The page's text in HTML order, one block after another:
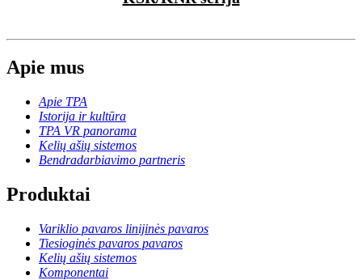
Apie mus
Apie TPA
Istorija ir kultūra
TPA VR panorama
Kelių ašių sistemos
Bendradarbiavimo partneris
Produktai
Variklio pavaros linijinės pavaros
Tiesioginės pavaros pavaros
Kelių ašių sistemos
Komponentai